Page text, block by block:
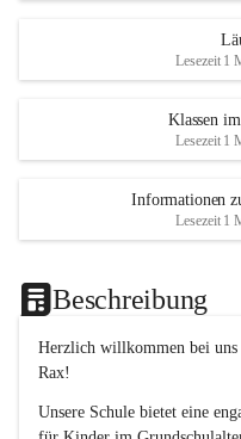
Lesezeit 1
Klassen
Lesezeit 1
Informationen
Lesezeit 1
Beschreibung
Herzlich willkommen bei
Rax!
Unsere Schule bietet eine